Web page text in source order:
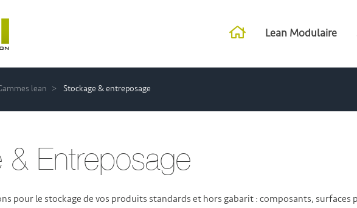
Lean Modulaire
lean Stockage & entreposage
Entreposage
pour le stockage de vos produits standards et hors gabarit : composants, surfaces